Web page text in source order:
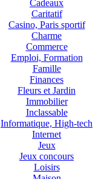
Cadeaux
Caritatif
Casino, Paris sportif
Charme
Commerce
Emploi, Formation
Famille
Finances
Fleurs et Jardin
Immobilier
Inclassable
Informatique, High-tech
Internet
Jeux
Jeux concours
Loisirs